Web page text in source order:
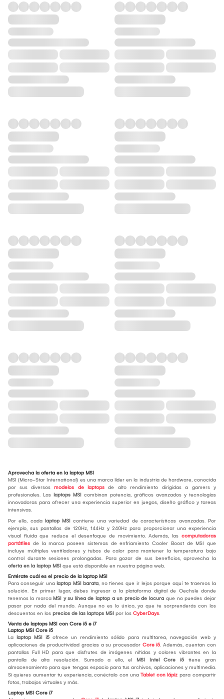
Aprovecha la oferta en la laptop MSI
MSI (Micro-Star International) es una marca líder en la industria de hardware, conocida
por sus diversos modelos de laptops de alto rendimiento dirigidas a gamers y
profesionales. Las laptops MSI combinan potencia, gráficos avanzados y tecnologías
innovadoras para ofrecer una experiencia superior en juegos, diseño gráfico y tareas
intensivas.
Por ello, cada laptop MSI contiene una variedad de características avanzadas. Por
ejemplo, sus pantallas de 120Hz, 144Hz y 240Hz para proporcionar una experiencia
visual fluida que reduce el desenfoque de movimiento. Además, las computadoras
portátiles de la marca poseen sistemas de enfriamiento Cooler Boost de MSI que
incluye múltiples ventiladores y tubos de calor para mantener la temperatura bajo
control durante sesiones prolongadas. Para gozar de sus beneficios, aprovecha la
oferta en la laptop MSI que está disponible en nuestra página web.
Entérate cuál es el precio de la laptop MSI
Para conseguir una laptop MSI barata, no tienes que ir lejos porque aquí te traemos la
solución. En primer lugar, debes ingresar a la plataforma digital de Oechsle donde
tenemos la marca MSI y su línea de laptop a un precio de locura que no puedes dejar
pasar por nada del mundo. Aunque no es lo único, ya que te sorprenderás con los
descuentos en los precios de las laptops MSI por los CyberDays.
Venta de laptops MSI con Core i5 e i7
Laptop MSI Core i5
La laptop MSI i5 ofrece un rendimiento sólido para multitarea, navegación web y
aplicaciones de productividad gracias a su procesador Core i5. Además, cuentan con
pantallas Full HD para que disfrutes de imágenes nítidas y colores vibrantes en la
pantalla de alta resolución. Sumado a ello, el MSI Intel Core i5 tiene gran
almacenamiento para que tengas espacio para tus archivos, aplicaciones y multimedia.
Si quieres aumentar tu experiencia, conéctalo con una Tablet con lápiz para compartir
fotos, trabajos virtuales y más.
Laptop MSI Core i7